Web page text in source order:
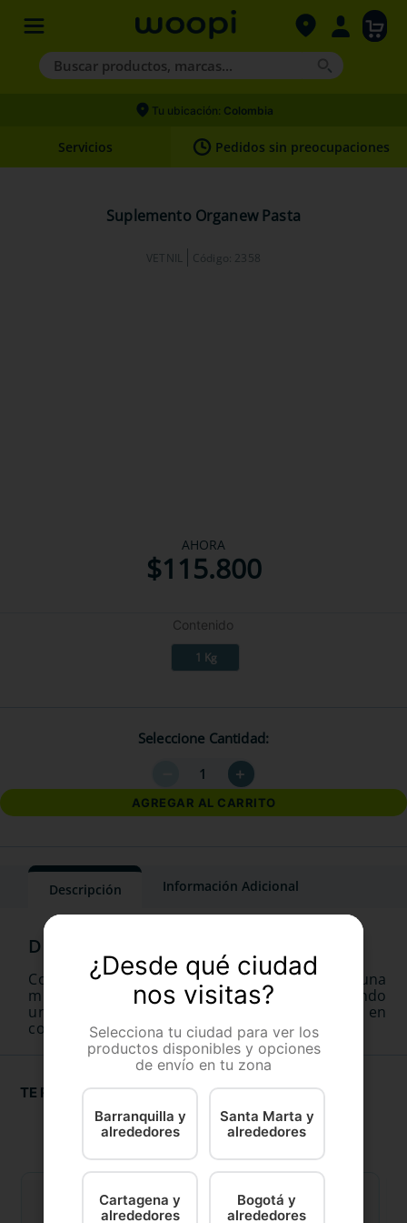
Buscar productos, marcas...
Términos más buscados
2.
hills
Tu ubicación: Colombia
Servicios Pedidos sin preocupaciones
Suplemento Organew Pasta
VETNIL Código: 2358
AHORA
$115.800
Contenido
1 Kg
Seleccione Cantidad
＋
AGREGAR AL CARRITO
Descripción Información Adicional
Combinación perfecta ayuda al desarrollo de una
microbiota intestinal saludable, proporcionando
una mejor digestibilidad de los alimentos y, en
consecuencia, una mayor eficiencia alimentaria.
TE RECOMENDAMOS
¿Desde qué ciudad
nos visitas?
Selecciona tu ciudad para ver los
productos disponibles y opciones
de envío en tu zona
Barranquilla y
alrededores
Santa Marta y
alrededores
Cartagena y
alrededores
Bogotá y
alrededores